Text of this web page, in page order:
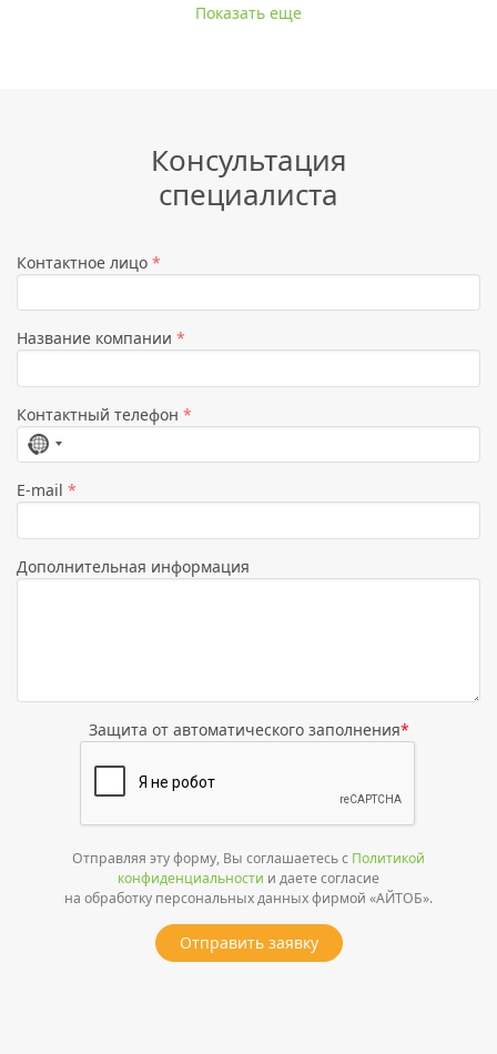
Показать еще
Консультация
специалиста
Контактное лицо *
Название компании *
Контактный телефон *
Страна
не
выбрана
E-mail *
Дополнительная информация
Защита от автоматического заполнения*
Отправляя эту форму, Вы соглашаетесь с Политикой
конфиденциальности и даете согласие
на обработку персональных данных фирмой «АЙТОБ».
Отправить заявку